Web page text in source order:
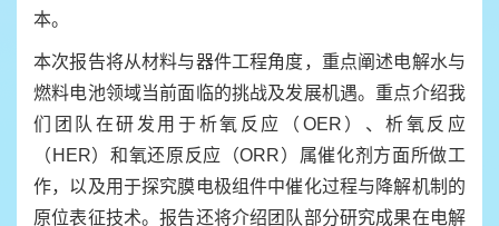
本。
本次报告将从材料与器件工程角度，重点阐述电解水与
燃料电池领域当前面临的挑战及发展机遇。重点介绍我
们团队在研发用于析氧反应（OER）、析氧反应
（HER）和氧还原反应（ORR）属催化剂方面所做工
作，以及用于探究膜电极组件中催化过程与降解机制的
原位表征技术。报告还将介绍团队部分研究成果在电解